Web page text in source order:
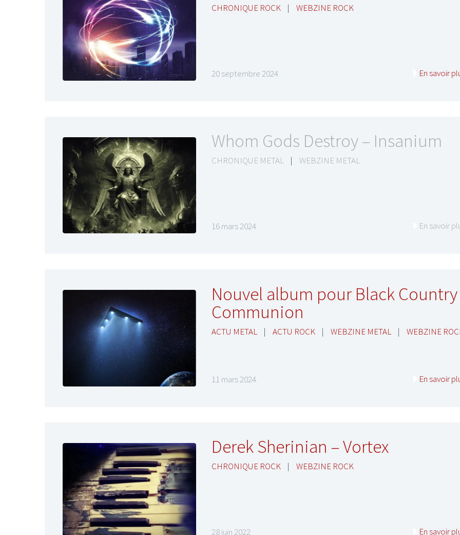
CHRONIQUE ROCK | WEBZINE ROCK
20 septembre 2024 En savoir
Whom Gods Destroy – Insanium
CHRONIQUE METAL | WEBZINE METAL
16 mars 2024 En savoir
Nouvel album pour Black Country
Communion
ACTU METAL | ACTU ROCK | WEBZINE METAL | WEBZINE
11 mars 2024 En savoir
Derek Sherinian – Vortex
CHRONIQUE ROCK | WEBZINE ROCK
28 juin 2022 En savoir